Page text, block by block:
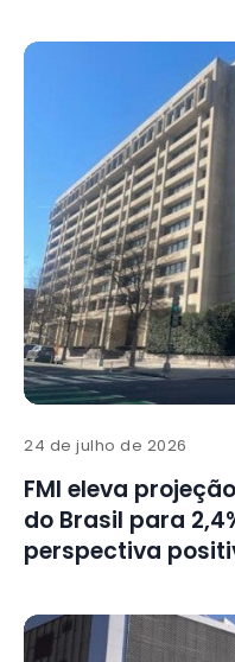
24 de julho de 2026
FMI eleva
do Brasil para
perspectiva